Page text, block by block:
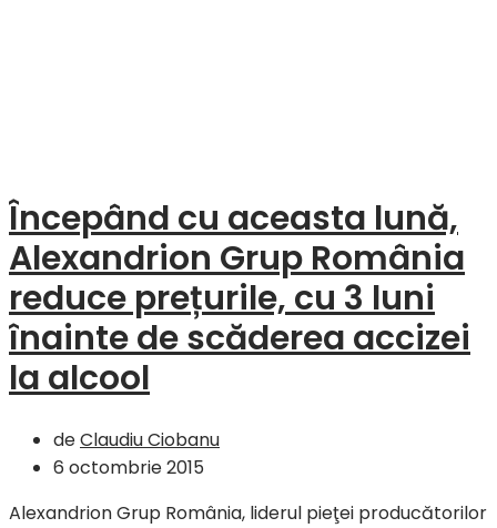
Începând cu aceasta lună,
Alexandrion Grup România
reduce prețurile, cu 3 luni
înainte de scăderea accizei
la alcool
deClaudiu Ciobanu
6 octombrie 2015
Alexandrion Grup România, liderul pieţei producătorilor